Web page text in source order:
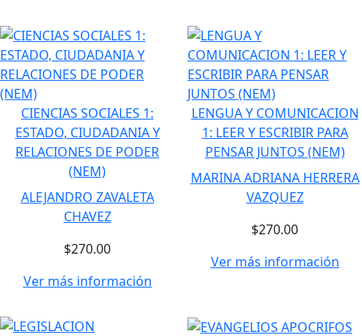
CIENCIAS SOCIALES 1:
ESTADO, CIUDADANIA Y
RELACIONES DE PODER
(NEM)
ALEJANDRO ZAVALETA
CHAVEZ
$270.00
Ver más información
LENGUA Y COMUNICACION
1: LEER Y ESCRIBIR PARA
PENSAR JUNTOS (NEM)
MARINA ADRIANA HERRERA
VAZQUEZ
$270.00
Ver más información